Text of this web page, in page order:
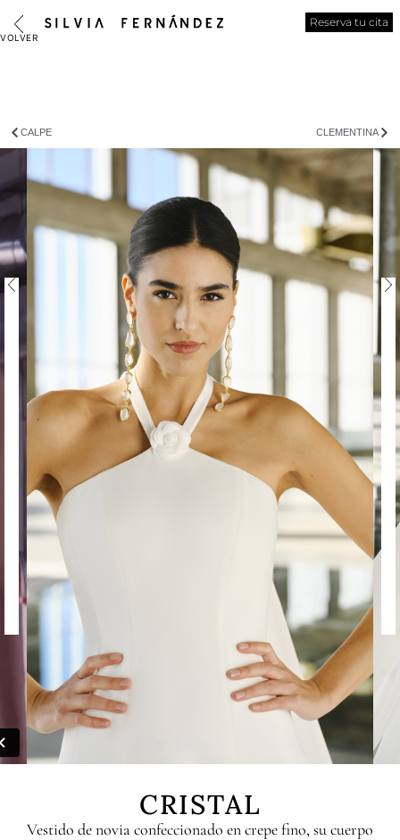
Reserva tu cita
CALPE CLEMENTINA
CRISTAL
Vestido de novia confeccionado en crepe fino, su cuerpo